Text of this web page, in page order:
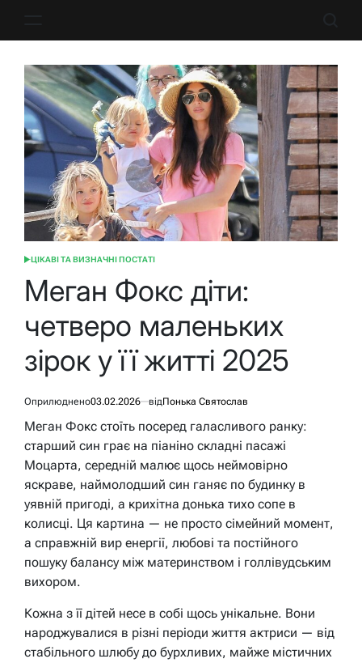
ОПУБЛІКУВАТИ
ЦІКАВІ ТА ВИЗНАЧНІ ПОСТАТІ
Меган Фокс діти:
четверо маленьких
зірок у її житті 2025
Оприлюднено03.02.2026 відПонька Святослав
Меган Фокс стоїть посеред галасливого ранку:
старший син грає на піаніно складні пасажі
Моцарта, середній малює щось неймовірно
яскраве, наймолодший син ганяє по будинку в
уявній пригоді, а крихітна донька тихо сопе в
колисці. Ця картина — не просто сімейний момент,
а справжній вир енергії, любові та постійного
пошуку балансу між материнством і голлівудським
вихором.
Кожна з її дітей несе в собі щось унікальне. Вони
народжувалися в різні періоди життя актриси — від
стабільного шлюбу до бурхливих, майже містичних